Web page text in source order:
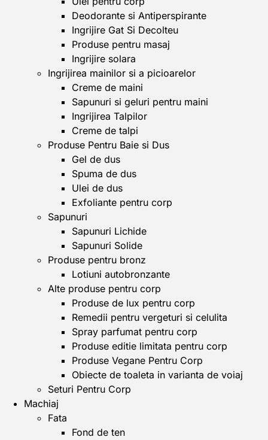
Deodorante si Antiperspirante
Ingrijire Gat Si Decolteu
Produse pentru masaj
Ingrijire solara
Ingrijirea mainilor si a picioarelor
Creme de maini
Sapunuri si geluri pentru maini
Ingrijirea Talpilor
Creme de talpi
Produse Pentru Baie si Dus
Gel de dus
Spuma de dus
Ulei de dus
Exfoliante pentru corp
Sapunuri
Sapunuri Lichide
Sapunuri Solide
Produse pentru bronz
Lotiuni autobronzante
Alte produse pentru corp
Produse de lux pentru corp
Remedii pentru vergeturi si celulita
Spray parfumat pentru corp
Produse editie limitata pentru corp
Produse Vegane Pentru Corp
Obiecte de toaleta in varianta de voiaj
Seturi Pentru Corp
Machiaj
Fata
Fond de ten